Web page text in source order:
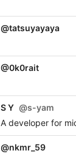
@tatsuyayaya
@0k0rait
S Y @s-yam
A developer for
@nkmr_59